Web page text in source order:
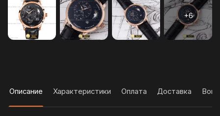
Описание Характеристики Оплата Доставка